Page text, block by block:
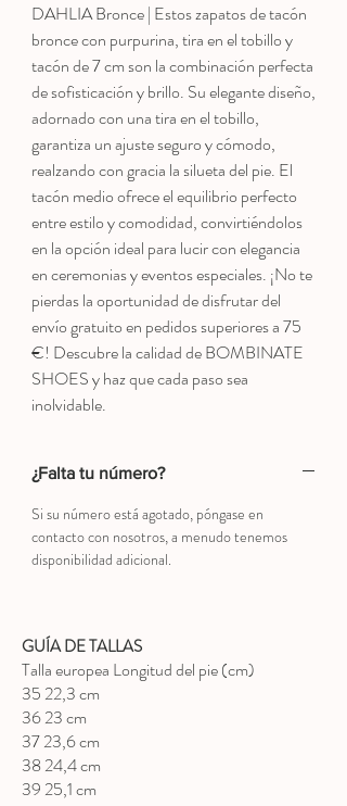
DAHLIA Bronce | Estos zapatos de tacón
bronce con purpurina, tira en el tobillo y
tacón de 7 cm son la combinación perfecta
de sofisticación y brillo. Su elegante diseño,
adornado con una tira en el tobillo,
garantiza un ajuste seguro y cómodo,
realzando con gracia la silueta del pie. El
tacón medio ofrece el equilibrio perfecto
entre estilo y comodidad, convirtiéndolos
en la opción ideal para lucir con elegancia
en ceremonias y eventos especiales. ¡No te
pierdas la oportunidad de disfrutar del
envío gratuito en pedidos superiores a 75
€! Descubre la calidad de BOMBINATE
SHOES y haz que cada paso sea
inolvidable.
¿Falta tu número?
Si su número está agotado, póngase en
contacto con nosotros, a menudo tenemos
disponibilidad adicional.
GUÍA DE TALLAS
Talla europea Longitud del pie (cm)
35 22,3 cm
36 23 cm
37 23,6 cm
38 24,4 cm
39 25,1 cm